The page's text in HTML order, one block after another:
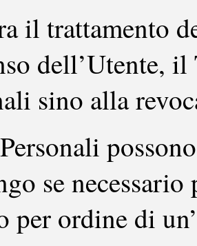
il trattamento
dell’Utente,
sino alla
se
per ordine di